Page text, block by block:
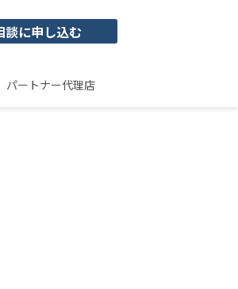
談に申し込む
パートナー代理店